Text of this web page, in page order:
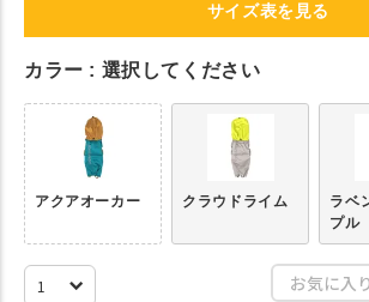
サイズ表を見る
カラー 選択してください
アクアオーカー クラウドライム
ラベ
プル
お気に入